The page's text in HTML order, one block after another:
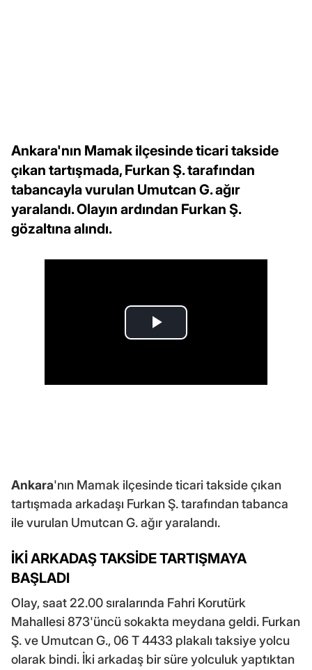
Ankara'nın Mamak ilçesinde ticari takside
çıkan tartışmada, Furkan Ş. tarafından
tabancayla vurulan Umutcan G. ağır
yaralandı. Olayın ardından Furkan Ş.
gözaltına alındı.
Ankara'nın Mamak ilçesinde ticari takside çıkan
tartışmada arkadaşı Furkan Ş. tarafından tabanca
ile vurulan Umutcan G. ağır yaralandı.
İKİ ARKADAŞ TAKSİDE TARTIŞMAYA
BAŞLADI
Olay, saat 22.00 sıralarında Fahri Korutürk
Mahallesi 873'üncü sokakta meydana geldi. Furkan
Ş. ve Umutcan G., 06 T 4433 plakalı taksiye yolcu
olarak bindi. İki arkadaş bir süre yolculuk yaptıktan